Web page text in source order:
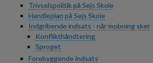
Trivselspolitik på Sejs Skole
Handleplan på Sejs Skole
Indgribende indsats - når mobning sker
Konflikthåndtering
Sproget
Forebyggende indsats